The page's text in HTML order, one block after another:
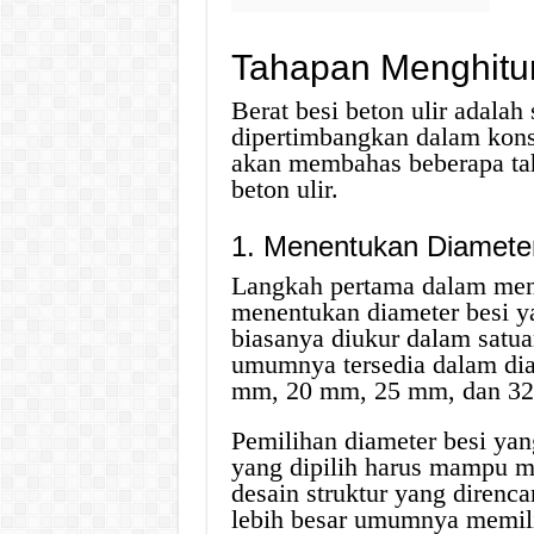
Tahapan
Berat besi beton ulir
dipertimbangkan dalam
akan membahas beberapa
beton ulir.
1. Menentukan
Langkah pertama dalam
menentukan diameter besi
biasanya diukur dalam
umumnya tersedia dalam
mm, 20 mm, 25 mm, dan
Pemilihan diameter besi
yang dipilih harus mampu
desain struktur yang
lebih besar umumnya